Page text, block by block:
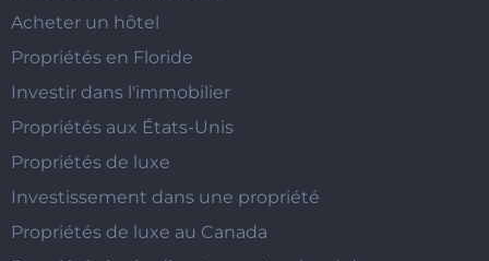
Acheter un hôtel
Propriétés en Floride
Investir dans l'immobilier
Propriétés aux États-Unis
Propriétés de luxe
Investissement dans une propriété
Propriétés de luxe au Canada